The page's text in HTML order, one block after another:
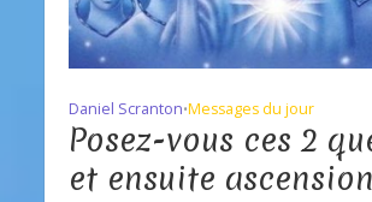
Daniel Scranton•Messages du jour
Posez-vous ces 2
et ensuite